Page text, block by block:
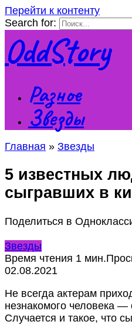
Перейти к контенту
Search for:
OddStory
Разное
Звезды
Главная » Звезды
5 известных
сыгравших в
Поделиться в
Звезды
Время чтения 1 мин.
02.08.2021
Не всегда актерам
незнакомого человека —
Случается и такое, что